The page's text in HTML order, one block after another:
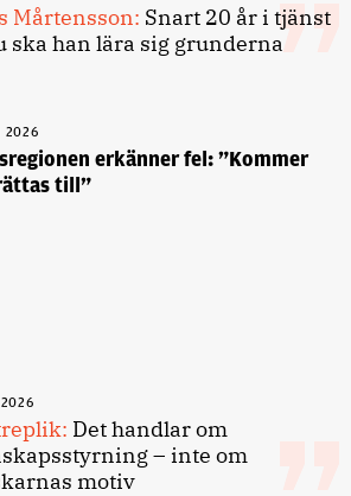
Mårtensson: Snart 20 år i tjänst
ska han lära sig grunderna
2026
erkänner fel: ”Kommer
till”
Det handlar om
– inte om
motiv